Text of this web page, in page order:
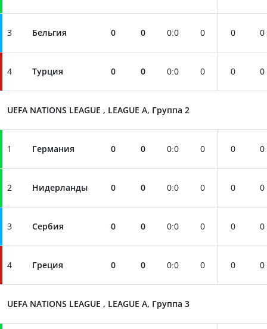
3 Бельгия 0 0 0:0 0 0 0
4 Турция 0 0 0:0 0 0 0
UEFA NATIONS LEAGUE , LEAGUE A, Группа 2
1 Германия 0 0 0:0 0 0 0
2 Нидерланды 0 0 0:0 0 0 0
3 Сербия 0 0 0:0 0 0 0
4 Греция 0 0 0:0 0 0 0
UEFA NATIONS LEAGUE , LEAGUE A, Группа 3